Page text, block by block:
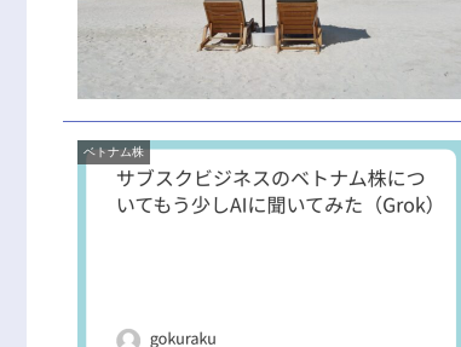
ベトナム株